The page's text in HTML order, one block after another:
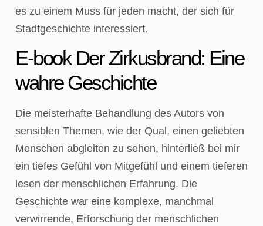
es zu einem Muss für jeden macht, der sich für
Stadtgeschichte interessiert.
E-book Der Zirkusbrand: Eine
wahre Geschichte
Die meisterhafte Behandlung des Autors von
sensiblen Themen, wie der Qual, einen geliebten
Menschen abgleiten zu sehen, hinterließ bei mir
ein tiefes Gefühl von Mitgefühl und einem tieferen
lesen der menschlichen Erfahrung. Die
Geschichte war eine komplexe, manchmal
verwirrende, Erforschung der menschlichen